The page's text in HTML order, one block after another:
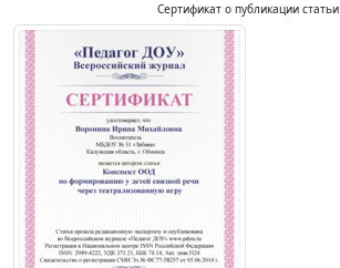
Сертификат о публикации статьи